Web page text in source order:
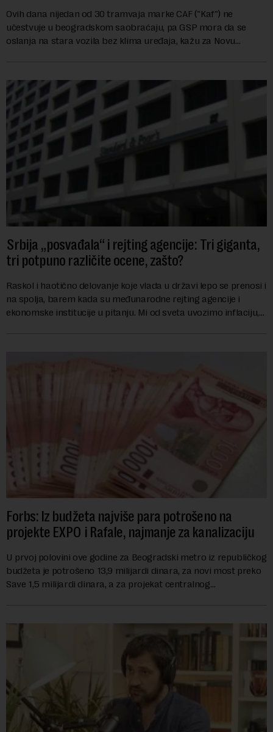
Ovih dana nijedan od 30 tramvaja marke CAF ("Kaf") ne
učestvuje u beogradskom saobraćaju, pa GSP mora da se
oslanja na stara vozila bez klima uređaja, kažu za Novu
Srbija „posvađala“ i rejting agencije: Tri giganta,
tri potpuno različite ocene, zašto?
Raskol i haotično delovanje koje vlada u državi lepo se prenosi i
na spolja, barem kada su međunarodne rejting agencije i
ekonomske institucije u pitanju. Mi od sveta uvozimo inflaciju,
Forbs: Iz budžeta najviše para potrošeno na
projekte EXPO i Rafale, najmanje za kanalizaciju
U prvoj polovini ove godine za Beogradski metro iz republičkog
budžeta je potrošeno 13,9 milijardi dinara, za novi most preko
Save 1,5 milijardi dinara, a za projekat centralnog